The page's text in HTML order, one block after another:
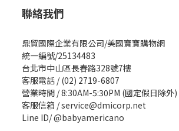
聯絡我們
鼎貿國際企業有限公司/美國寶寶購物網
統一編號/25134483
台北市中山區長春路328號7樓
客服電話 / (02) 2719-6807
營業時間 / 8:30AM-5:30PM (國定假日除外)
客服信箱 / service@dmicorp.net
Line ID/ @babyamericano